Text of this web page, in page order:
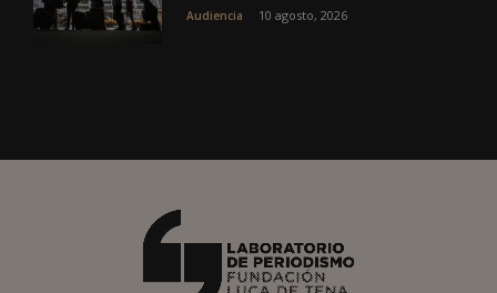
Audiencia 10 agosto, 2026